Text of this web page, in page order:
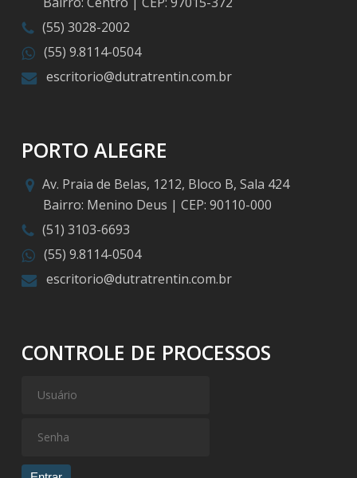
(55) 3028-2002
(55) 9.8114-0504
escritorio@dutratrentin.com.br
PORTO ALEGRE
Av. Praia de Belas, 1212, Bloco B, Sala 424
Bairro: Menino Deus | CEP: 90110-000
(51) 3103-6693
(55) 9.8114-0504
escritorio@dutratrentin.com.br
CONTROLE DE PROCESSOS